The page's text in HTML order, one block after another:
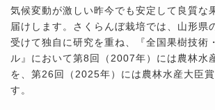
気候変動が激しい昨今でも安定して良質な
届けします。さくらんぼ栽培では、山形県
受けて独自に研究を重ね、『全国果樹技術
ル』において第8回（2007年）には農林水
を、第26回（2025年）には農林水産大臣
す。